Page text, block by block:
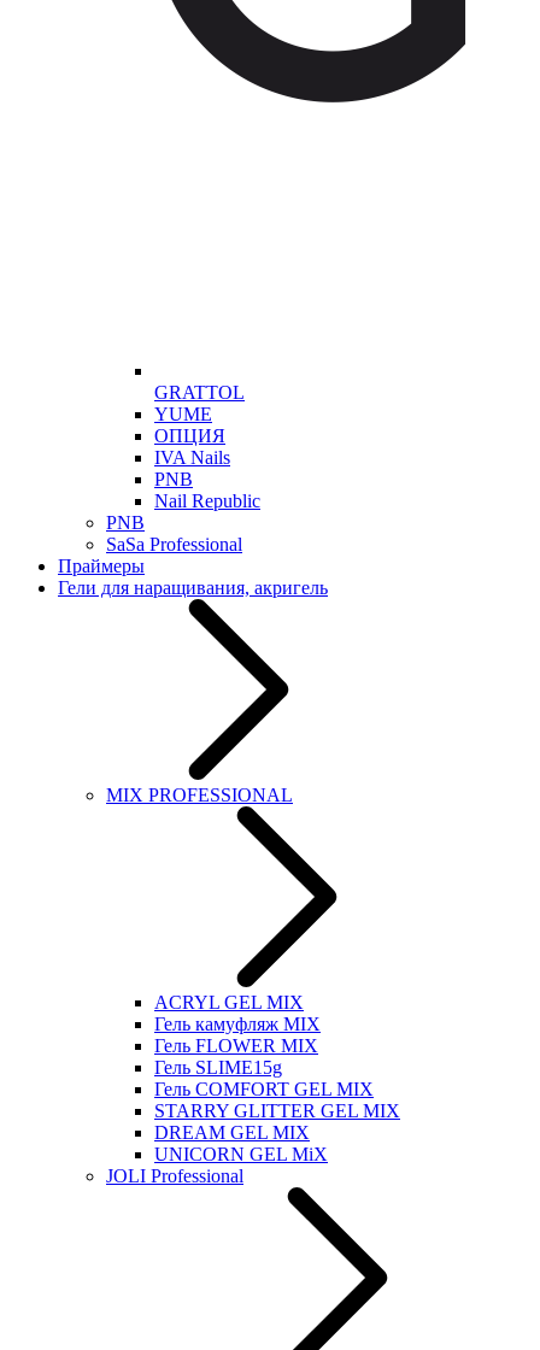
GRATTOL
YUME
ОПЦИЯ
IVA Nails
PNB
Nail Republic
PNB
SaSa Professional
Праймеры
Гели для наращивания, акригель
MIX PROFESSIONAL
ACRYL GEL MIX
Гель камуфляж MIX
Гель FLOWER MIX
Гель SLIME15g
Гель COMFORT GEL MIX
STARRY GLITTER GEL MIX
DREAM GEL MIX
UNICORN GEL MiX
JOLI Professional